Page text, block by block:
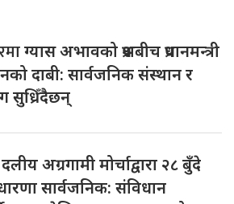
ग्यास अभावको प्रश्नबीच प्रधानमन्त्री
दाबी: सार्वजनिक संस्थान र
सुध्रिँदैछन्
दलीय अग्रगामी मोर्चाद्वारा २८ बुँदे
सार्वजनिक: संविधान